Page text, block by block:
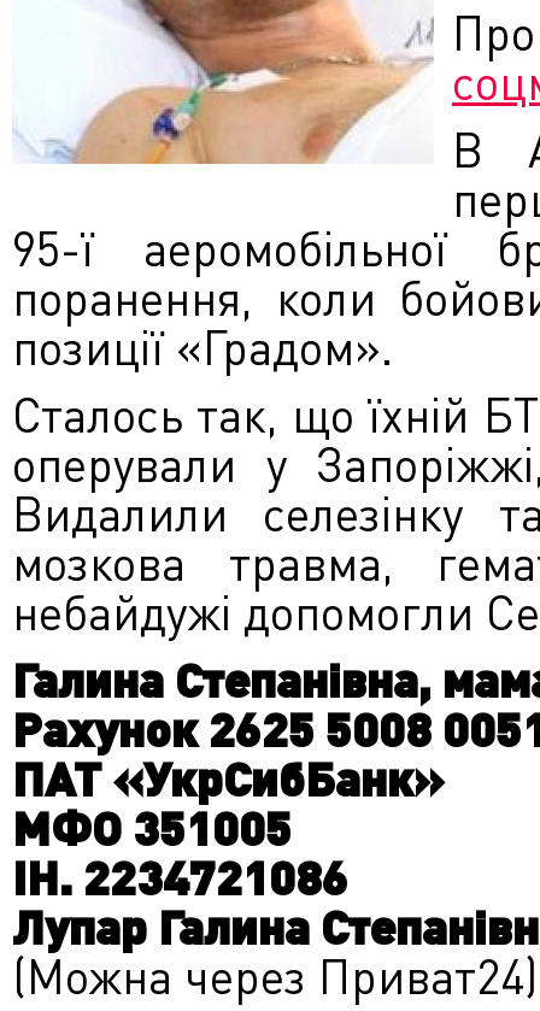
В
95-ї аеромобільної
поранення, коли
позиції «Градом».
Сталось так, що їхній
оперували у
Видалили селезінку
мозкова травма,
небайдужі допомогли
Галина Степанівна,
Рахунок 2625 5008
ПАТ «УкрСибБанк»
МФО 351005
ІН. 2234721086
Лупар Галина
(Можна через Приват24)